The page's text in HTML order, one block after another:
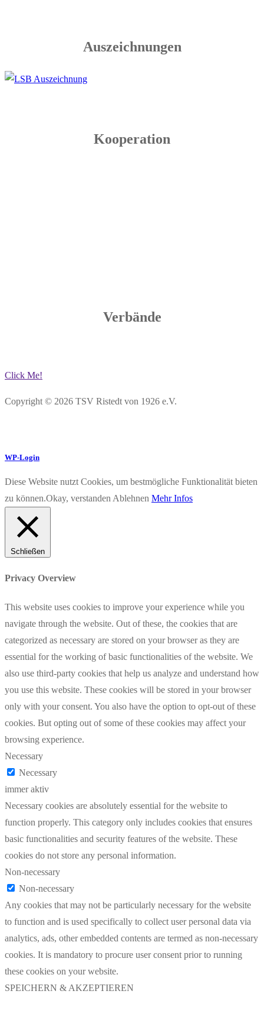
Auszeichnungen
Kooperation
Verbände
Click Me!
Copyright © 2026 TSV Ristedt von 1926 e.V.
WP-Login
Diese Website nutzt Cookies, um bestmögliche Funktionalität bieten
zu können.Okay, verstanden Ablehnen Mehr Infos
Schließen
Privacy Overview
This website uses cookies to improve your experience while you
navigate through the website. Out of these, the cookies that are
categorized as necessary are stored on your browser as they are
essential for the working of basic functionalities of the website. We
also use third-party cookies that help us analyze and understand how
you use this website. These cookies will be stored in your browser
only with your consent. You also have the option to opt-out of these
cookies. But opting out of some of these cookies may affect your
browsing experience.
Necessary
Necessary
immer aktiv
Necessary cookies are absolutely essential for the website to
function properly. This category only includes cookies that ensures
basic functionalities and security features of the website. These
cookies do not store any personal information.
Non-necessary
Non-necessary
Any cookies that may not be particularly necessary for the website
to function and is used specifically to collect user personal data via
analytics, ads, other embedded contents are termed as non-necessary
cookies. It is mandatory to procure user consent prior to running
these cookies on your website.
SPEICHERN & AKZEPTIEREN